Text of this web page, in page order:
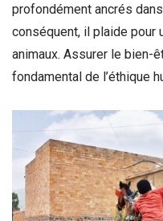
profondément ancrés
conséquent, il plaide pour
animaux. Assurer le bien-
fondamental de l’éthique